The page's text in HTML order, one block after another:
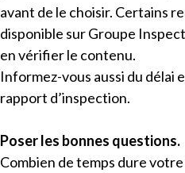
avant de le choisir. Certains
disponible sur Groupe
en vérifier le contenu.
Informez-vous aussi du délai
rapport d’inspection.
Poser les bonnes questions.
Combien de temps dure